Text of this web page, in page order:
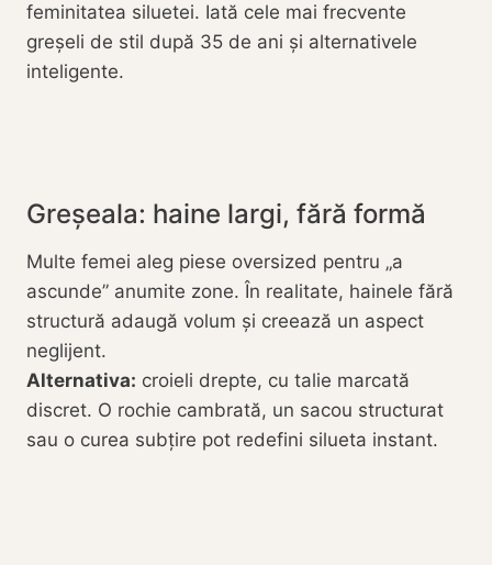
feminitatea siluetei. Iată cele mai frecvente
greșeli de stil după 35 de ani și alternativele
inteligente.
Greșeala: haine largi, fără formă
Multe femei aleg piese oversized pentru „a
ascunde” anumite zone. În realitate, hainele fără
structură adaugă volum și creează un aspect
neglijent.
Alternativa: croieli drepte, cu talie marcată
discret. O rochie cambrată, un sacou structurat
sau o curea subțire pot redefini silueta instant.